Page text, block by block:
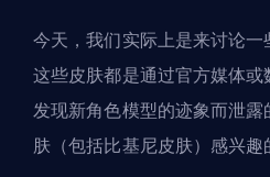
今天，我们实际上是来讨论一
这些皮肤都是通过官方媒体
发现新角色模型的迹象而泄
肤（包括比基尼皮肤）感兴趣